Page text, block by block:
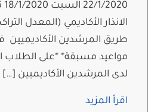
طريق المرشدين
مواعيد مسبقة* *على الطلاب
لدى المرشدين الأكاديميين […]
اقرأ المزيد